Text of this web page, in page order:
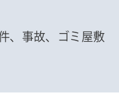
、事故、ゴミ屋敷